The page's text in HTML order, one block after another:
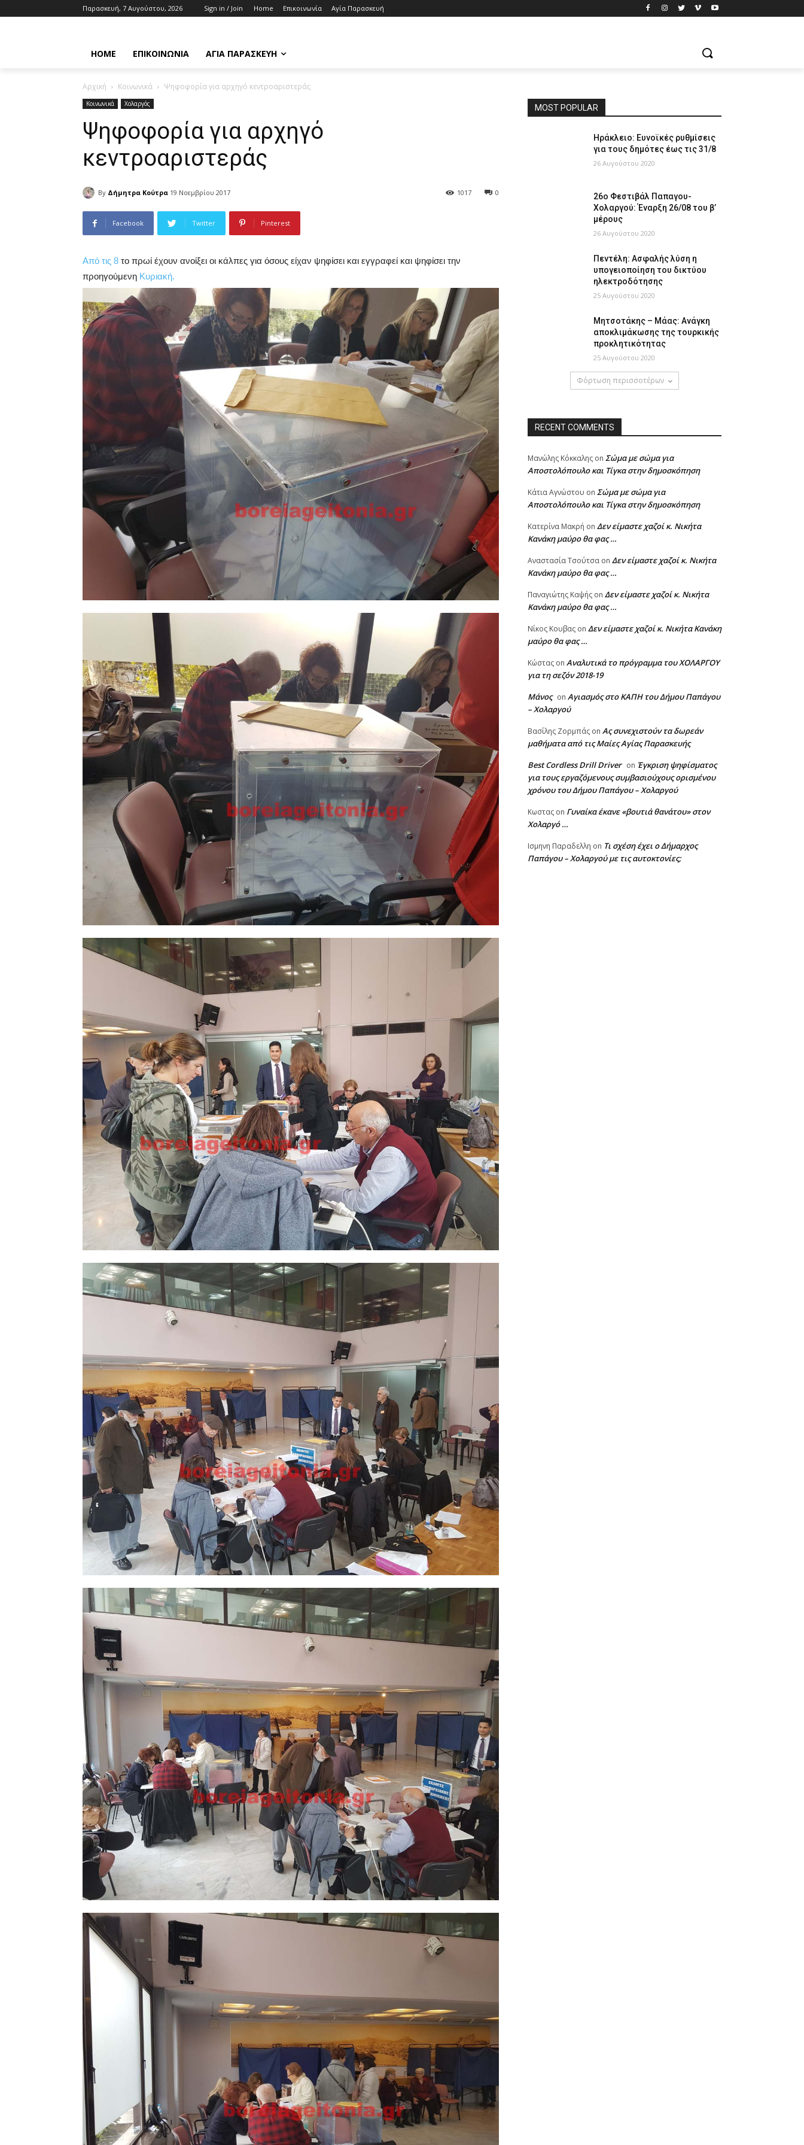
Παρασκευή, 7 Αυγούστου, 2026 Sign in / Join Home Επικοινωνία Αγία Παρασκευή
HOME ΕΠΙΚΟΙΝΩΝΊΑ ΑΓΊΑ ΠΑΡΑΣΚΕΥΉ
Αρχική Κοινωνικά Ψηφοφορία για αρχηγό κεντροαριστεράς
Κοινωνικά Χολαργός
Ψηφοφορία για αρχηγό
κεντροαριστεράς
By Δήμητρα Κούτρα 19 Νοεμβρίου 2017 0
1017
Facebook Twitter Pinterest
Από τις 8 το πρωί έχουν ανοίξει οι κάλπες για όσους είχαν ψηφίσει και εγγραφεί και ψηφίσει την
προηγούμενη Κυριακή.
MOST POPULAR
Ηράκλειο: Ευνοϊκές ρυθμίσεις
για τους δημότες έως τις 31/8
26 Αυγούστου 2020
26ο Φεστιβάλ Παπαγου-
Χολαργού: Έναρξη 26/08 του β’
μέρους
26 Αυγούστου 2020
Πεντέλη: Ασφαλής λύση η
υπογειοποίηση του δικτύου
ηλεκτροδότησης
25 Αυγούστου 2020
Μητσοτάκης – Μάας: Ανάγκη
αποκλιμάκωσης της τουρκικής
προκλητικότητας
25 Αυγούστου 2020
Φόρτωση περισσοτέρων
RECENT COMMENTS
Μανώλης Κόκκαλης on Σώμα με σώμα για
Αποστολόπουλο και Τίγκα στην δημοσκόπηση
Κάτια Αγνώστου on Σώμα με σώμα για
Αποστολόπουλο και Τίγκα στην δημοσκόπηση
Κατερίνα Μακρή on Δεν είμαστε χαζοί κ. Νικήτα
Κανάκη μαύρο θα φας …
Αναστασία Τσούτσα on Δεν είμαστε χαζοί κ. Νικήτα
Κανάκη μαύρο θα φας …
Παναγιώτης Καψής on Δεν είμαστε χαζοί κ. Νικήτα
Κανάκη μαύρο θα φας …
Νίκος Κουβας on Δεν είμαστε χαζοί κ. Νικήτα Κανάκη
μαύρο θα φας …
Κώστας on Αναλυτικά το πρόγραμμα του ΧΟΛΑΡΓΟΥ
για τη σεζόν 2018-19
Mάνος on Αγιασμός στο ΚΑΠΗ του Δήμου Παπάγου
– Χολαργού
Βασίλης Ζορμπάς on Ας συνεχιστούν τα δωρεάν
μαθήματα από τις Μαίες Αγίας Παρασκευής
Best Cordless Drill Driver on Έγκριση ψηφίσματος
για τους εργαζόμενους συμβασιούχους ορισμένου
χρόνου του Δήμου Παπάγου – Χολαργού
Κωστας on Γυναίκα έκανε «βουτιά θανάτου» στον
Χολαργό …
Ισμηνη Παραδελλη on Τι σχέση έχει ο Δήμαρχος
Παπάγου – Χολαργού με τις αυτοκτονίες;